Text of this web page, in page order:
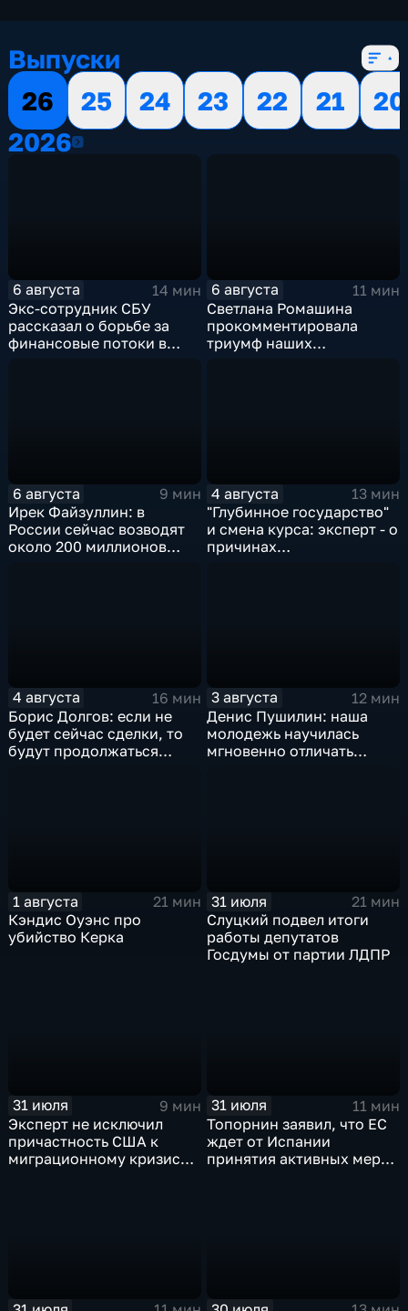
Выпуски
26
25 24 23 22 21
20
20262026
6 августа
14 мин
Экс-сотрудник СБУ
рассказал о борьбе за
финансовые потоки в
6 августа
11 мин
Светлана Ромашина
прокомментировала
триумф наших
6 августа
9 мин
Ирек Файзуллин: в
России сейчас возводят
около 200 миллионов
4 августа
13 мин
"Глубинное государство"
и смена курса: эксперт - о
причинах
4 августа
16 мин
Борис Долгов: если не
будет сейчас сделки, то
будут продолжаться
3 августа
12 мин
Денис Пушилин: наша
молодежь научилась
мгновенно отличать
1 августа
21 мин
Кэндис Оуэнс про
убийство Керка
31 июля
21 мин
Слуцкий подвел итоги
работы депутатов
Госдумы от партии ЛДПР
31 июля
9 мин
Эксперт не исключил
причастность США к
миграционному кризису в
31 июля
11 мин
Топорнин заявил, что ЕС
ждет от Испании
принятия активных мер